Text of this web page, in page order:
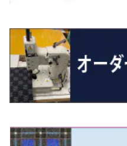
H24/7～R2/12 140系
センチュリー
H9/4～R5/9 50/60系
タウンエース・トラック
H20/2～ 400系
タウンエース・バン
H24/4~H26/5 6人乗 RN6/7/
H15/4～Ｈ30/5 HM3・HM4
フィット/フィットハイブリッド
H25/9～R2/2 GK/GP系
R2/2～ GR/GS系
フリード/フリードハイブリッド
H23/10～H28/9 GB3/4・GP3
フリードスパイク/フリードスパ
H26/1～R4/1 80系
R4/1～ 90系
エスクァイア
H26/10～R3/12 80系
エスティマ
H18/1～H24/5（前期）
H24/5～R1/10（後期）
エスティマ・ハイブリッド
H18/6～H24/5（前期）
オーリス
H29/12～R4/7 20系7人乗
R4/11～ 10系
H30/11～
H13/1～R4/8 F50・Y51
シルビア
H3/1～H11/1 S13・S14
H11/1～H14/11 S15
シルフィ
H24/12～R3/10 TB17
ジューク
H22/6～R2/6 F15
スカイライン
H21/9～R2/4 S300系
トレジア
H22/11～H28/3 120系
フォレスター
H14/2～ SG/SH/SJ/SK系
プレオ
H22/4～H30/3 L275/285
プレオプラス
H24/11～H27/1 HB35S
スクラム
H17/9～ DG64/DG17
スクラムトラック
H25/9～ DG16T
デミオ
H19/7～R1/7 DE/DJ系
ビアンテ
H16/12～ S300/S700系
ハイゼット・トラック
H11/1～ S200/S500系
ブーン
H28/4～R5/12 M700系
ミラ
H18/12～ L275/285
ミラ・イース
H3/6～ JA/JB系
ジムニーノマド
R7/4～ JC74W
ジムニーワイド/ジムニーシエラ
H10/1～H14/1 JB33/43W
H14/1～ JB43/74W
スイフト/スイフトスポーツ
H22/9～ スイフト
スペーシア/スペーシアカスタ
H30/3～ GK/GL系
タウンボックス
H26/2～ DS17/64W
ディグニティ
H24/7～H29/1 BHGY51
デリカＤ：２
H23/3～ MB系
デリカＤ：３
H30/7～ JJ1・JJ2
N-VAN e:
R6/10~ JJ3
N‐WGN/N‐WGNカスタム
H25/11～ JH1・JH2・JH3・JH4
S660
H27/4～R3/12 JW5
WR-V
H15/9～H30/4 7L/7P系
パサート
H23/5～H27/7 3CCAX
H27/7～ 3CC/3CD系
ザ・ビートル
H24/4～R3/4 16C系
ポロ
H21/10～H30/3 6RC系
H28/7～
ＧＬＡクラス
H26/5～R2/6
ＧＬＥクラス
R1/6～
Ｓクラス
H25/10～R3/10
Ｖクラス